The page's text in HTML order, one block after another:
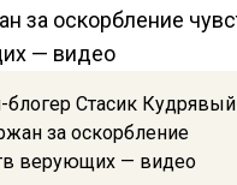
Стасик Кудрявый
за оскорбление
верующих — видео